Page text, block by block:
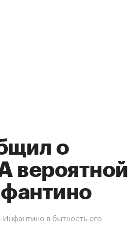
о
вероятной
в бытность его